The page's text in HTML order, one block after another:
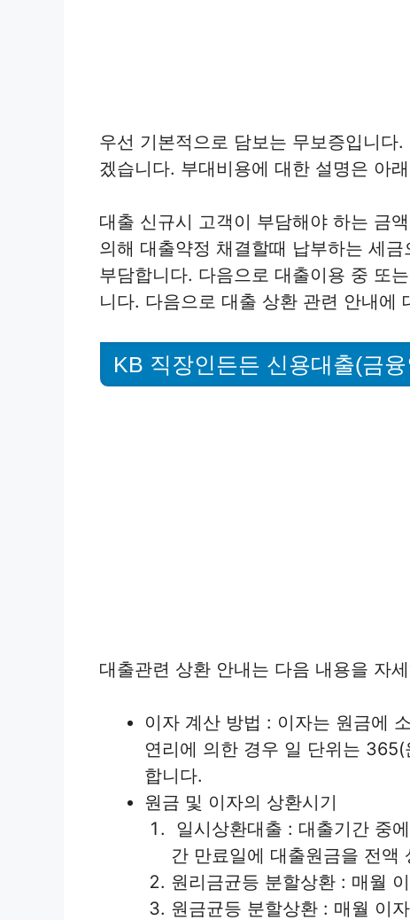
우선 기본적으로 담보는 무보증입니
겠습니다. 부대비용에 대한 설명은 아
대출 신규시 고객이 부담해야 하는 금
의해 대출약정 채결할때 납부하는 세
부담합니다. 다음으로 대출이용 중 또
니다. 다음으로 대출 상환 관련 안내에
KB 직장인든든 신용대출(금
대출관련 상환 안내는 다음 내용을 자
이자 계산 방법 : 이자는 원금에
연리에 의한 경우 일 단위는
합니다.
원금 및 이자의 상환시기
일시상환대출 : 대출기간 중
간 만료일에 대출원금을 전액
원리금균등 분할상환 : 매월
원금균등 분할상환 : 매월 이